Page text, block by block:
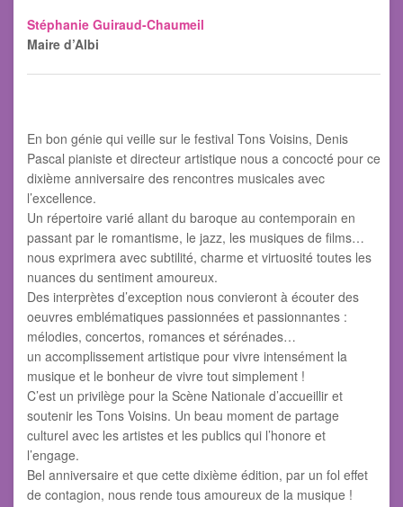
Stéphanie Guiraud-Chaumeil
Maire d’Albi
En bon génie qui veille sur le festival Tons Voisins, Denis
Pascal pianiste et directeur artistique nous a concocté pour ce
dixième anniversaire des rencontres musicales avec
l’excellence.
Un répertoire varié allant du baroque au contemporain en
passant par le romantisme, le jazz, les musiques de films…
nous exprimera avec subtilité, charme et virtuosité toutes les
nuances du sentiment amoureux.
Des interprètes d’exception nous convieront à écouter des
oeuvres emblématiques passionnées et passionnantes :
mélodies, concertos, romances et sérénades…
un accomplissement artistique pour vivre intensément la
musique et le bonheur de vivre tout simplement !
C’est un privilège pour la Scène Nationale d’accueillir et
soutenir les Tons Voisins. Un beau moment de partage
culturel avec les artistes et les publics qui l’honore et
l’engage.
Bel anniversaire et que cette dixième édition, par un fol effet
de contagion, nous rende tous amoureux de la musique !